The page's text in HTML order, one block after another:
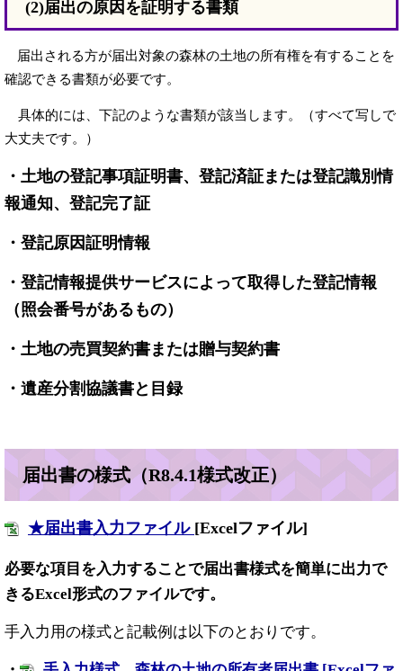
(2)届出の原因を証明する書類
届出される方が届出対象の森林の土地の所有権を有することを
確認できる書類が必要です。
具体的には、下記のような書類が該当します。（すべて写しで
大丈夫です。）
・土地の登記事項証明書、登記済証または登記識別情
報通知、登記完了証
・登記原因証明情報
・登記情報提供サービスによって取得した登記情報
（照会番号があるもの）
・土地の売買契約書または贈与契約書
・遺産分割協議書と目録
届出書の様式（R8.4.1様式改正）
★届出書入力ファイル [Excelファイル]
必要な項目を入力することで届出書様式を簡単に出力で
きるExcel形式のファイルです。
手入力用の様式と記載例は以下のとおりです。